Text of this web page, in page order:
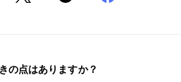
の点はありますか？